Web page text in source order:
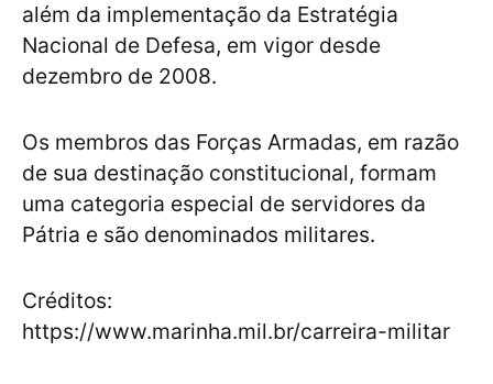
além da implementação da Estratégia
Nacional de Defesa, em vigor desde
dezembro de 2008.
Os membros das Forças Armadas, em razão
de sua destinação constitucional, formam
uma categoria especial de servidores da
Pátria e são denominados militares.
Créditos:
https://www.marinha.mil.br/carreira-militar